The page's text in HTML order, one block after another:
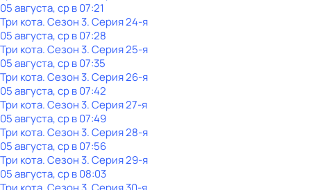
05 августа, ср в 07:21
Три кота. Сезон 3. Серия 24-я
05 августа, ср в 07:28
Три кота. Сезон 3. Серия 25-я
05 августа, ср в 07:35
Три кота. Сезон 3. Серия 26-я
05 августа, ср в 07:42
Три кота. Сезон 3. Серия 27-я
05 августа, ср в 07:49
Три кота. Сезон 3. Серия 28-я
05 августа, ср в 07:56
Три кота. Сезон 3. Серия 29-я
05 августа, ср в 08:03